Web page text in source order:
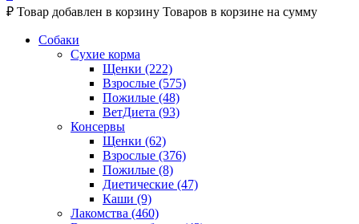
₽ Товар добавлен в корзину Товаров в корзине на сумму
Собаки
Сухие корма
Щенки (222)
Взрослые (575)
Пожилые (48)
ВетДиета (93)
Консервы
Щенки (62)
Взрослые (376)
Пожилые (8)
Диетические (47)
Каши (9)
Лакомства (460)